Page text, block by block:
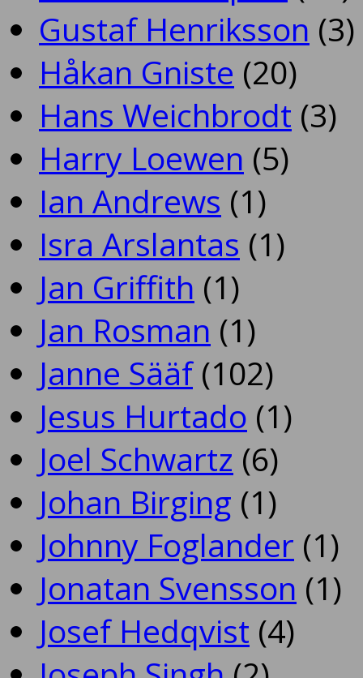
Gustaf Henriksson (3)
Håkan Gniste (20)
Hans Weichbrodt (3)
Harry Loewen (5)
Ian Andrews (1)
Isra Arslantas (1)
Jan Griffith (1)
Jan Rosman (1)
Janne Sääf(102)
Jesus Hurtado (1)
Joel Schwartz (6)
Johan Birging (1)
Johnny Foglander (1)
Jonatan Svensson (1)
Josef Hedqvist (4)